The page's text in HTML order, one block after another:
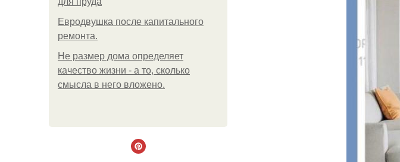
Евродвушка после капитального
ремонта.
Не размер дома определяет
качество жизни - а то, сколько
смысла в него вложено.